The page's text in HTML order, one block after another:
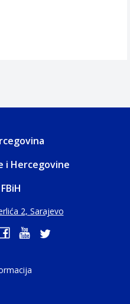
i Hercegovine
2, Sarajevo